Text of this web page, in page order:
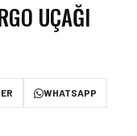
UÇAĞI
WHATSAPP